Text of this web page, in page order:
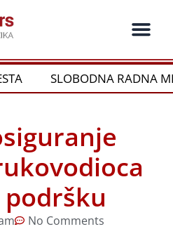
SLOBODNA RADNA
podršku
No Comments